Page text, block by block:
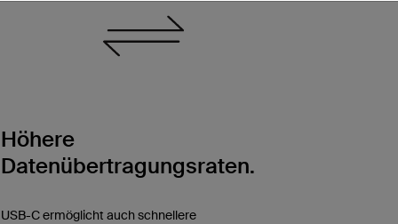
Höhere
Datenübertragungsraten.
USB-C ermöglicht auch schnellere